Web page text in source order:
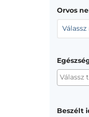
Orvos
Beszélt